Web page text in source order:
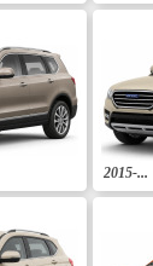
2015-...